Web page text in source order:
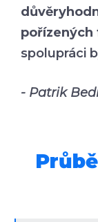
spolupráci
- Patrik